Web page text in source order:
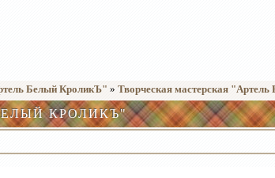
Белый КроликЪ" » Творческая мастерская
КРОЛИКЪ"